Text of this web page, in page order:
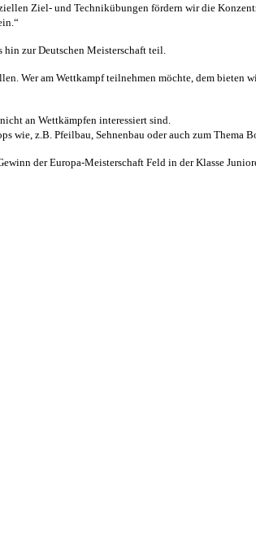
Ziel- und Technikübungen fördern wir die
zur Deutschen Meisterschaft teil.
Wer am Wettkampf teilnehmen möchte, dem
an Wettkämpfen interessiert sind.
wie, z.B. Pfeilbau, Sehnenbau oder auch zum Thema
der Europa-Meisterschaft Feld in der Klasse